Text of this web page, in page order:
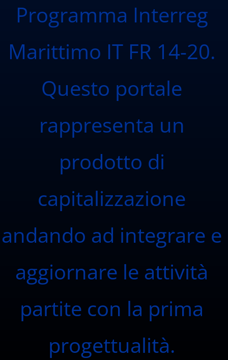
Programma Interreg
Marittimo IT FR 14-20.
Questo portale
rappresenta un
prodotto di
capitalizzazione
andando ad integrare e
aggiornare le attività
partite con la prima
progettualità.